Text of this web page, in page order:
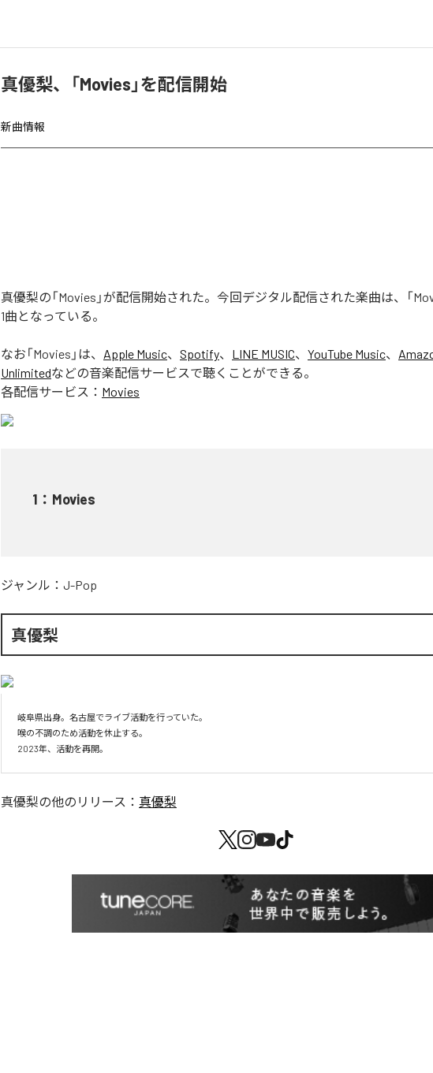
真優梨、「Movies」を配信開始
新曲情報
真優梨の「Movies」が配信開始された。今回デジタル配信された楽曲は、「
1曲となっている。
なお「Movies 」は、 Apple Music、 Spotify、 LINE MUSIC、 YouTube Music、
Unlimitedなどの音楽配信サービスで聴くことができる。
各配信サービス： Movies
1 ： Movies
ジャンル： J-Pop
真優梨
岐阜県出身。名古屋でライブ活動を行っていた。
喉の不調のため活動を休止する。
2023年、活動を再開。
真優梨の他のリリース： 真優梨